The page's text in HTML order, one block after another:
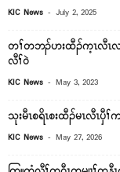
KIC News - July 2, 2025
တၢ်တဘၣ်ဟးထီၣ်က့ၤလီၤလ
လီၢ်၀ဲ
KIC News - May 3, 2023
သုးမီၤစရိၤစးထီၣ်မၤလီၤ
KIC News - May 27, 2026